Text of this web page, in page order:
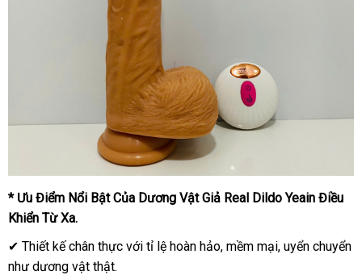
* Ưu Điểm Nổi Bật Của Dương Vật Giả Real Dildo Yeain Điều
Khiển Từ Xa.
✔ Thiết kế chân thực với tỉ lệ hoàn hảo, mềm mại, uyển chuyển
như dương vật thật.